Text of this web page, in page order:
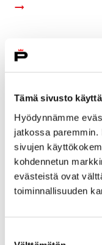
Tämä sivusto
Hyödynnämme
jatkossa paremmin.
sivujen
kohdennetun
evästeistä ovat
toiminnallisuuden